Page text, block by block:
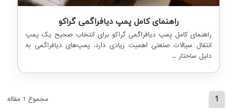
راهنمای کامل پمپ دیافراگمی گراکو
راهنمای کامل پمپ دیافراگمی گراکو برای انتخاب صحیح یک پمپ
انتقال سیالات صنعتی اهمیت زیادی دارد. پمپ‌های دیافراگمی به
دلیل ساختار ...
1 مجموع 1 مقاله